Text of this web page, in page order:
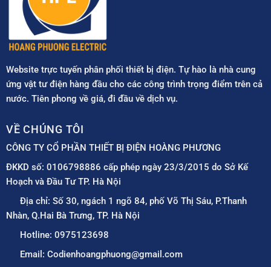
Website trực tuyến phân phối thiết bị điện. Tự hào là nhà cung
ứng vật tư điện hàng đầu cho các công trình trọng điểm trên cả
nước. Tiên phong về giá, đi đầu về dịch vụ.
VỀ CHÚNG TÔI
CÔNG TY CỔ PHẦN THIẾT BỊ ĐIỆN HOÀNG PHƯƠNG
ĐKKD số: 0106798886 cấp phép ngày 23/3/2015 do Sở Kế
Hoạch và Đầu Tư TP. Hà Nội
Địa chỉ: Số 30, ngách 1 ngõ 84, phố Võ Thị Sáu, P.Thanh
Nhàn, Q.Hai Bà Trưng, TP. Hà Nội
Hotline: 0975123698
Email: Codienhoangphuong@gmail.com